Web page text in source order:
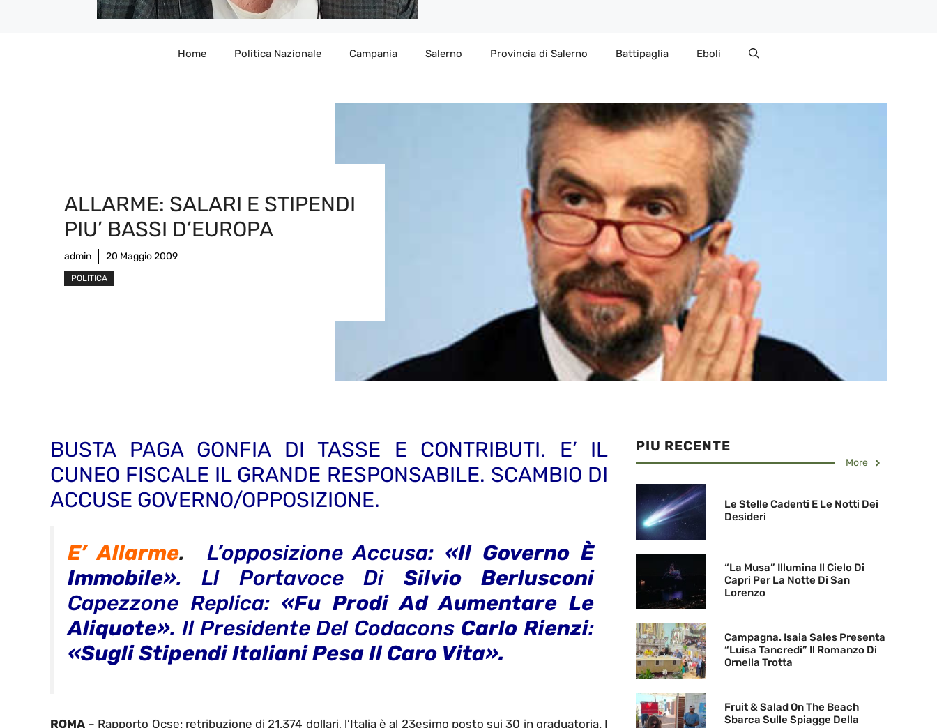
Home Politica Nazionale Campania Salerno Provincia di Salerno Battipaglia Eboli
ALLARME: SALARI E STIPENDI
PIU’ BASSI D’EUROPA
admin 20 Maggio 2009
POLITICA
BUSTA PAGA GONFIA DI TASSE E CONTRIBUTI. E’ IL
CUNEO FISCALE IL GRANDE RESPONSABILE. SCAMBIO DI
ACCUSE GOVERNO/OPPOSIZIONE.
E’ Allarme. L’opposizione Accusa: «il Governo È
Immobile». Ll Portavoce Di Silvio Berlusconi
Capezzone Replica: «Fu Prodi Ad Aumentare Le
Aliquote». Il Presidente Del Codacons Carlo Rienzi:
«Sugli Stipendi Italiani Pesa Il Caro Vita».
ROMA – Rapporto Ocse: retribuzione di 21.374 dollari, l’Italia è al 23esimo posto sui 30 in graduatoria. I
PIU RECENTE
More
Le Stelle Cadenti E Le Notti Dei
Desideri
“La Musa” Illumina Il Cielo Di
Capri Per La Notte Di San
Lorenzo
Campagna. Isaia Sales Presenta
“Luisa Tancredi” Il Romanzo Di
Ornella Trotta
Fruit & Salad On The Beach
Sbarca Sulle Spiagge Della